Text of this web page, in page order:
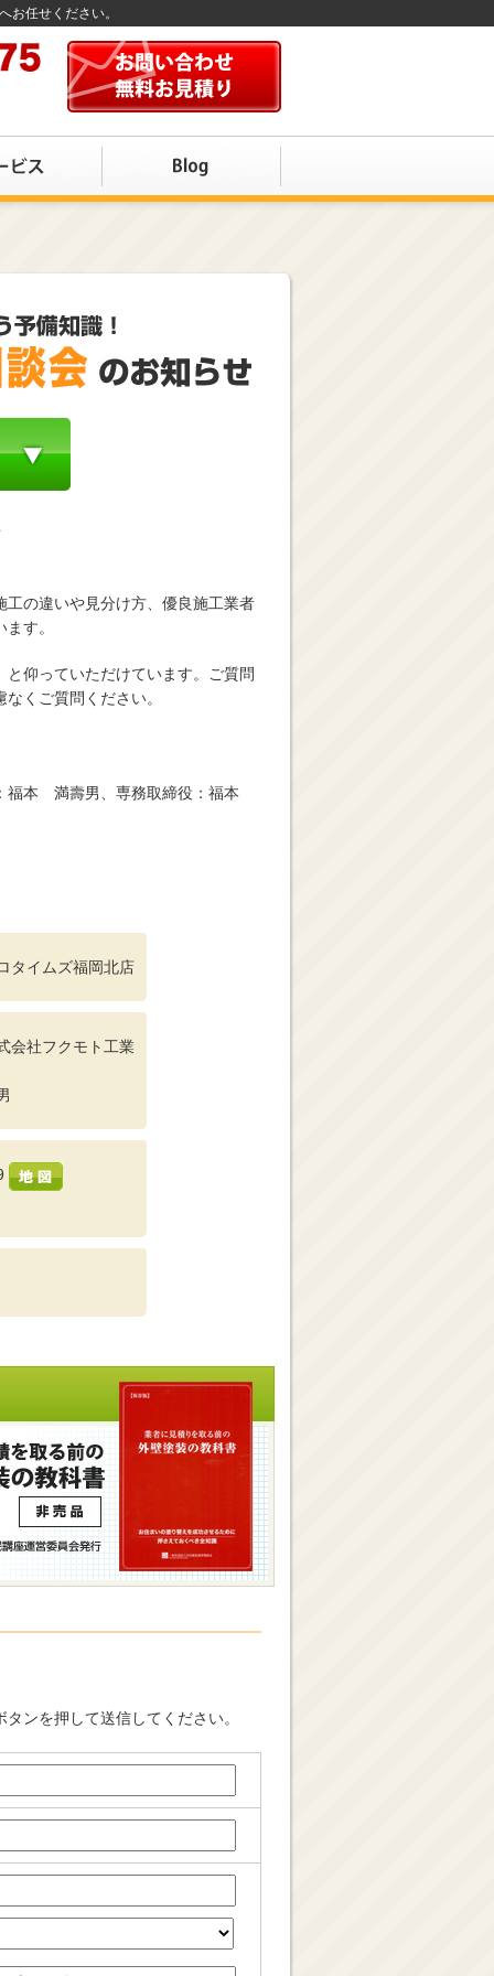
お任せください。
の違いや見分け方、優良施工業者
す。
仰っていただけています。ご質問
くご質問ください。
福本 満壽男、専務取締役：福本
タイムズ福岡北店
会社フクモト工業
ンを押して送信してください。